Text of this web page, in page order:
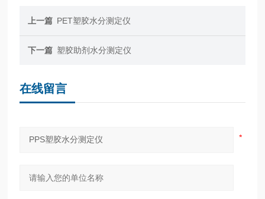
上一篇 PET塑胶水分测定仪
下一篇 塑胶助剂水分测定仪
在线留言